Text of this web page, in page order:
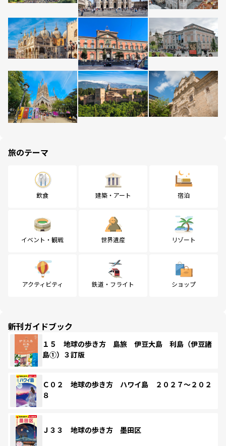
旅のテーマ
飲食 建築・アート 宿泊
イベント・観戦 世界遺産 リゾート
アクティビティ 鉄道・フライト ショップ
新刊ガイドブック
１５ 地球の歩き方 島旅 伊豆大島 利島（伊豆諸
島①）３訂版
Ｃ０２ 地球の歩き方 ハワイ島 ２０２７～２０２
８
Ｊ３３ 地球の歩き方 墨田区